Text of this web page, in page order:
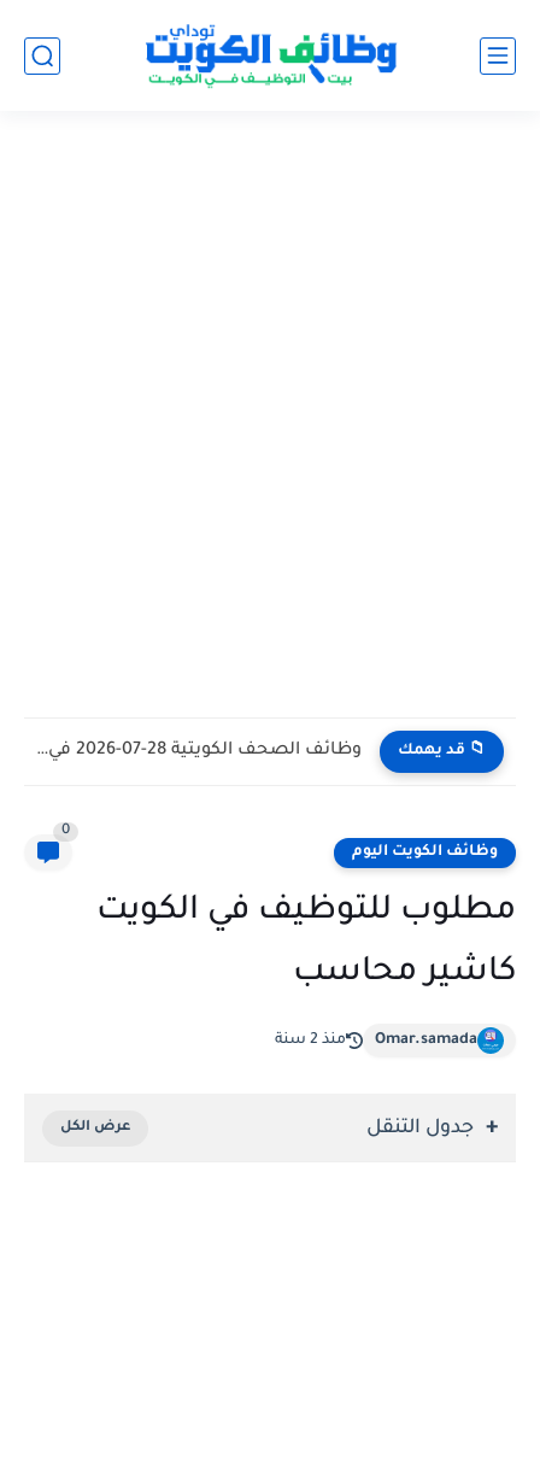
📁 قد يهمك وظائف الكويت اليوم بتاريخ 28-07-2026 للأجانب والمواطنين في مختلف التخصصات
وظائف الكويت اليوم
0
مطلوب للتوظيف في الكويت
كاشير محاسب
Omar.samada منذ 2 سنة
جدول التنقل